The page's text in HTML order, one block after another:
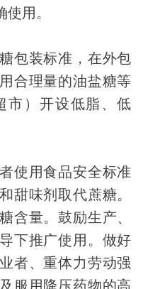
用。
包装标准，在外包
合理量的油盐糖等
市）开设低脂、低
使用食品安全标准
甜味剂取代蔗糖。
含量。鼓励生产、
下推广使用。做好
者、重体力劳动强
服用降压药物的高